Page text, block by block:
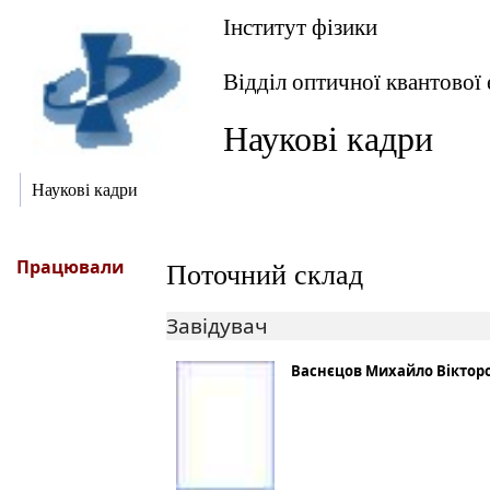
Інститут фізики
Відділ оптичної квантової
Наукові кадри
Наукові кадри
Працювали Поточний склад
Завідувач
Васнєцов Михайло